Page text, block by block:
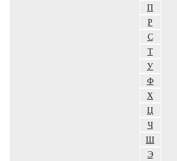
П
Р
С
Т
У
Ф
Х
Ц
Ч
Ш
Э